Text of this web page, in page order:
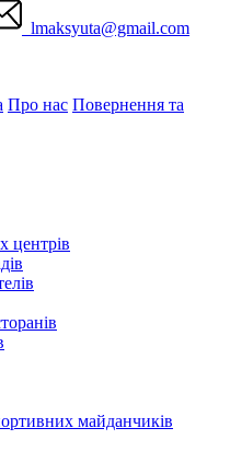
lmaksyuta@gmail.com
Про нас Повернення та
центрів
майданчиків